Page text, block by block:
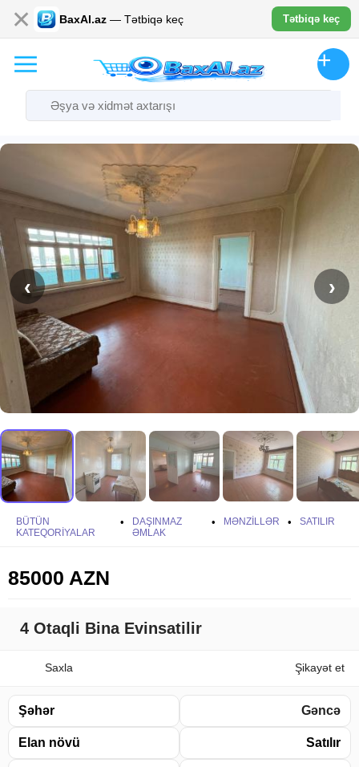
✕ BaxAl.az — Tətbiqə keç Tətbiqə keç
‹ ›
BÜTÜN
KATEQORIYALAR
•
DAŞINMAZ
ƏMLAK
• MƏNZILLƏR • SATILIR
85000 AZN
4 Otaqli Bina Evinsatilir
Saxla Şikayət et
Şəhər Gəncə
Elan növü Satılır